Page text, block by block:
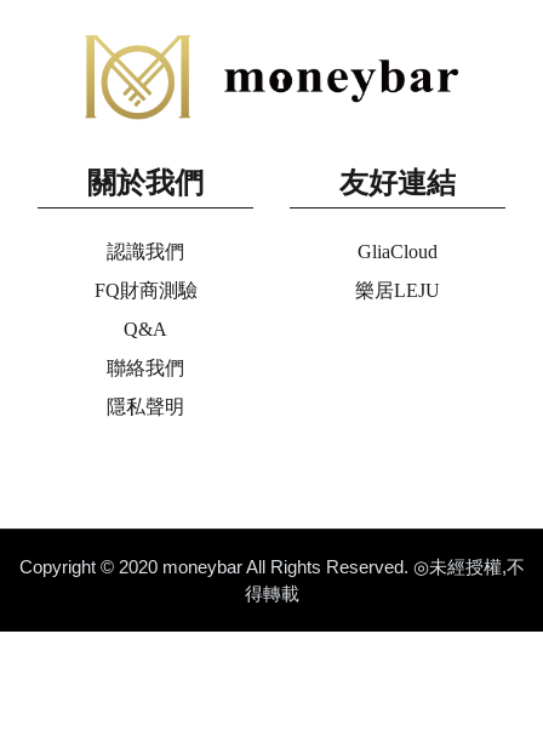
關於我們
認識我們
FQ財商測驗
Q&A
聯絡我們
隱私聲明
友好連結
GliaCloud
樂居LEJU
Copyright © 2020 moneybar All Rights Reserved. ◎未經授權,不
得轉載